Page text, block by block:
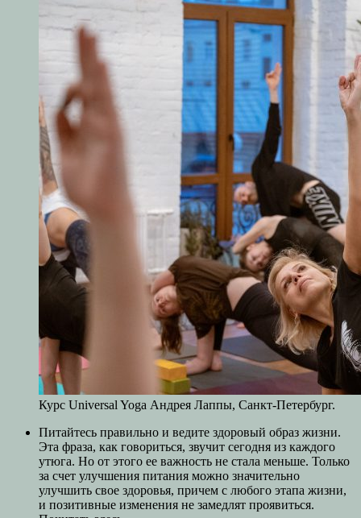
Курс Universal Yoga Андрея Лаппы, Санкт-Петербург.
Питайтесь правильно и ведите здоровый образ жизни.
Эта фраза, как говориться, звучит сегодня из каждого
утюга. Но от этого ее важность не стала меньше. Только
за счет улучшения питания можно значительно
улучшить свое здоровья, причем с любого этапа жизни,
и позитивные изменения не замедлят проявиться.